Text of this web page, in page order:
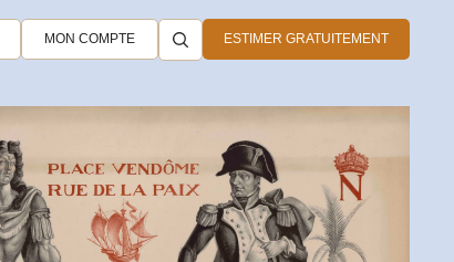
MON COMPTE ESTIMER GRATUITEMENT